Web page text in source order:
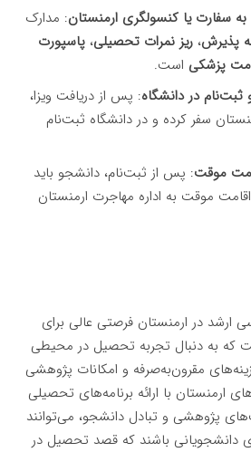
به سفارت یا کنسولگری ارمنستان: مدارک
پذیرش، ریز نمرات تحصیلی، پاسپورت
پزشکی است.
ثبت‌نام در دانشگاه: پس از دریافت ویزا،
سفر کرده و در دانشگاه ثبت‌نام
موقت: پس از ثبت‌نام، دانشجو باید
موقت به اداره مهاجرت ارمنستان
ارشد در ارمنستان فرصتی عالی برای
که به دنبال تجربه تحصیل در محیطی
مقرون‌به‌صرفه و امکانات پژوهشی
ارمنستان با ارائه برنامه‌های تحصیلی
پژوهشی و تبادل دانشجو، می‌توانند
دانشجویانی باشند که قصد تحصیل در